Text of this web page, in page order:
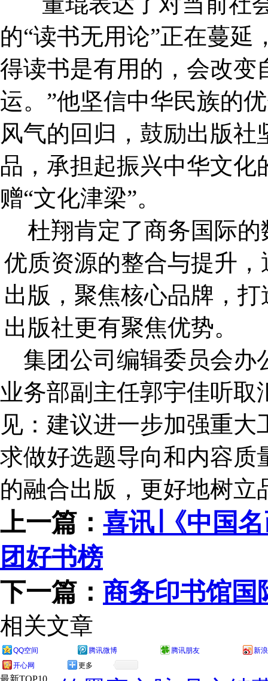
的“读书无用论”正在蔓延
得读书是有用的，会改变
运。”他坚信中华民族的
风气的回归，鼓励出版
品，承担起振兴中华文化
赠“文化津梁”。
杜翔肯定了商务国际
优质资源的整合与提升
出版，聚焦核心品牌，
出版社更有聚焦优势。
集团公司编辑委员会办
业务部副主任郭宇佳听
见：建议进一步加强重
求做好选题导向和内容质
的融合出版，更好地树立
上一篇： 喜讯∣《中国
团好书榜
下一篇： 商务印书馆国
相关文章
QQ空间 腾讯微博 腾讯朋友
新
开心网
更多
最新TOP10